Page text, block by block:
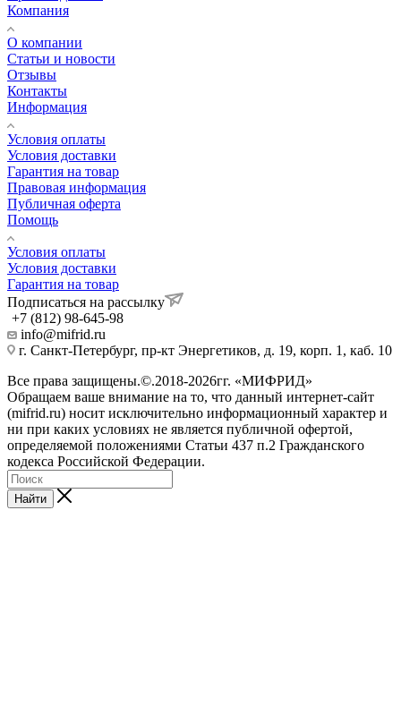
Компания
О компании
Статьи и новости
Отзывы
Контакты
Информация
Условия оплаты
Условия доставки
Гарантия на товар
Правовая информация
Публичная оферта
Помощь
Условия оплаты
Условия доставки
Гарантия на товар
Подписаться на рассылку
+7 (812) 98-645-98
info@mifrid.ru
г. Санкт-Петербург, пр-кт Энергетиков, д. 19, корп. 1, каб. 10
Все права защищены.©.2018-2026гг. «МИФРИД»
Обращаем ваше внимание на то, что данный интернет-сайт
(mifrid.ru) носит исключительно информационный характер и
ни при каких условиях не является публичной офертой,
определяемой положениями Статьи 437 п.2 Гражданского
кодекса Российской Федерации.
Найти